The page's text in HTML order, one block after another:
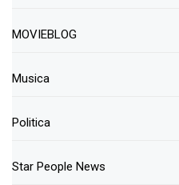
MOVIEBLOG
Musica
Politica
Star People News